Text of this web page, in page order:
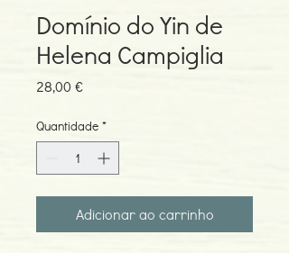
Domínio do Yin de
Helena Campiglia
28,00 €Preço
Quantidade *
Adicionar ao carrinho